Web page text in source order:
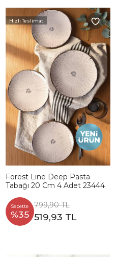
Hızlı Teslimat
Forest Line Deep Pasta
Tabağı 20 Cm 4 Adet 23444
Sepette
%35
799,90 TL
519,93 TL